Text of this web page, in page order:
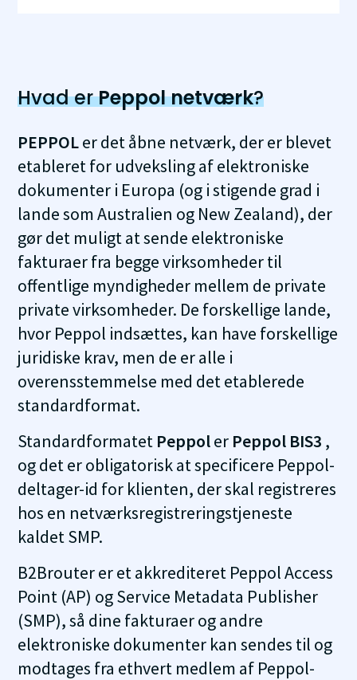
Hvad erPeppol netværk?
PEPPOLer det åbne netværk, der er blevet
etableret for udveksling af elektroniske
dokumenter i Europa (og i stigende grad i
lande som Australien og New Zealand), der
gør det muligt at sende elektroniske
fakturaer fra begge virksomheder til
offentlige myndigheder mellem de private
private virksomheder. De forskellige lande,
hvor Peppol indsættes, kan have forskellige
juridiske krav, men de er alle i
overensstemmelse med det etablerede
standardformat.
Standardformatet Peppoler Peppol BIS3 ,
og det er obligatorisk at specificere Peppol-
deltager-id for klienten, der skal registreres
hos en netværksregistreringstjeneste
kaldet SMP.
B2Brouter er et akkrediteret Peppol Access
Point (AP) og Service Metadata Publisher
(SMP), så dine fakturaer og andre
elektroniske dokumenter kan sendes til og
modtages fra ethvert medlem af Peppol-